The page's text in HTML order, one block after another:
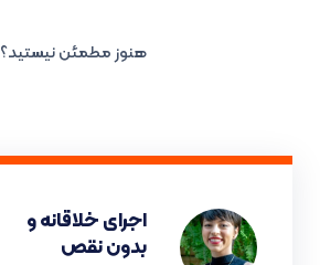
هنوز مطمئن نیستید؟
اجرای خلاقانه و
بدون نقص